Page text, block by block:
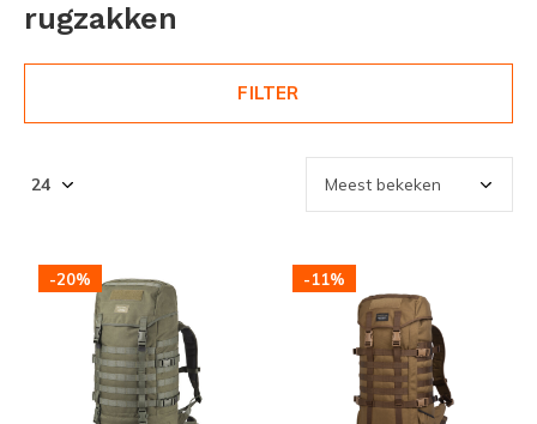
rugzakken
FILTER
-20% -11%